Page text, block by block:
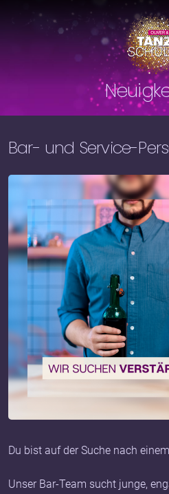
Bar- und Service-
Du bist auf der Suche nach
Unser Bar-Team sucht junge,